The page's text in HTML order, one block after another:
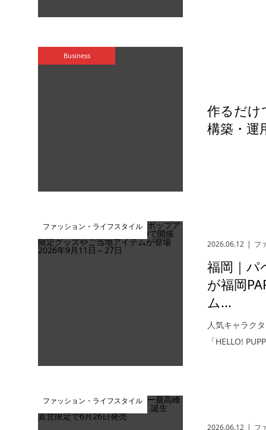
Business
作るだけ
構築・運
ファッション・ライフスタイル
2026.06.12
フ
福岡｜パ
が福岡
ム...
人気キャラク
「HELLO!
ファッション・ライフスタイル
2026.06.12 フ